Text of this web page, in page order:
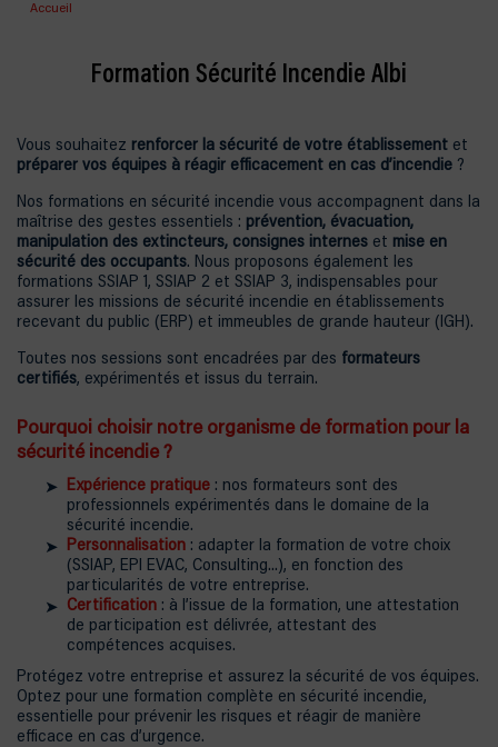
Accueil
Formation Sécurité Incendie Albi
Vous souhaitez renforcer la sécurité de votre établissement et
préparer vos équipes à réagir efficacement en cas d’incendie ?
Nos formations en sécurité incendie vous accompagnent dans la
maîtrise des gestes essentiels : prévention, évacuation,
manipulation des extincteurs, consignes internes et mise en
sécurité des occupants. Nous proposons également les
formations SSIAP 1, SSIAP 2 et SSIAP 3, indispensables pour
assurer les missions de sécurité incendie en établissements
recevant du public (ERP) et immeubles de grande hauteur (IGH).
Toutes nos sessions sont encadrées par des formateurs
certifiés, expérimentés et issus du terrain.
Pourquoi choisir notre organisme de formation pour la
sécurité incendie ?
Expérience pratique : nos formateurs sont des
professionnels expérimentés dans le domaine de la
sécurité incendie.
Personnalisation : adapter la formation de votre choix
(SSIAP, EPI EVAC, Consulting...), en fonction des
particularités de votre entreprise.
Certification : à l’issue de la formation, une attestation
de participation est délivrée, attestant des
compétences acquises.
Protégez votre entreprise et assurez la sécurité de vos équipes.
Optez pour une formation complète en sécurité incendie,
essentielle pour prévenir les risques et réagir de manière
efficace en cas d’urgence.